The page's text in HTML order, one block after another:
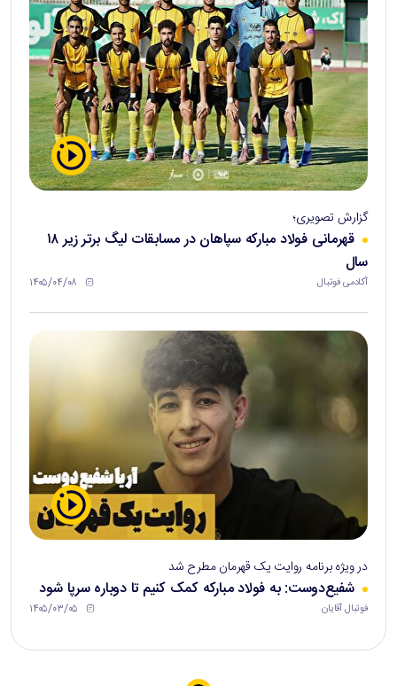
گزارش تصویری؛
قهرمانی فولاد مبارکه سپاهان در مسابقات لیگ برتر زیر ۱۸
سال
آکادمی فوتبال ۱۴۰۵/۰۴/۰۸
در ویژه برنامه روایت یک قهرمان مطرح شد
شفیع‌دوست: به فولاد مبارکه کمک کنیم تا دوباره سرپا شود
فوتبال آقایان ۱۴۰۵/۰۳/۰۵